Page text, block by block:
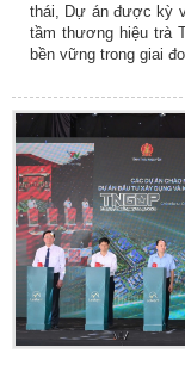
thái, Dự án được kỳ
tầm thương hiệu trà
bền vững trong giai